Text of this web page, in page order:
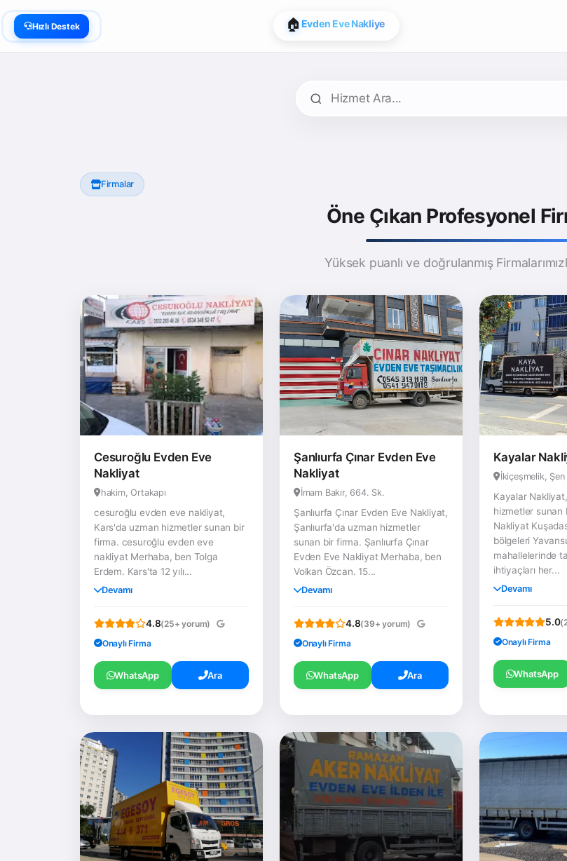
Hızlı Destek 📍Google Map Onaylı
Firmalar
Öne Çıkan Profesyonel
Yüksek puanlı ve doğrulanmış
Cesuroğlu Evden Eve
Nakliyat
hakim, Ortakapı
cesuroğlu evden eve nakliyat,
Kars'da uzman hizmetler sunan bir
firma. cesuroğlu evden eve
nakliyat Merhaba, ben Tolga
Erdem. Kars'ta 12 yılı...
Devamı
4.8(25+ yorum)
Onaylı Firma
WhatsApp Ara
Şanlıurfa Çınar Evden Eve
Nakliyat
İmam Bakır, 664. Sk.
Şanlıurfa Çınar Evden Eve Nakliyat,
Şanlıurfa'da uzman hizmetler
sunan bir firma. Şanlıurfa Çınar
Evden Eve Nakliyat Merhaba, ben
Volkan Özcan. 15...
Devamı
4.8(39+ yorum)
Onaylı Firma
WhatsApp Ara
Kayalar
İkiçeşmelik,
Kayalar
hizmetler sunan
Nakliyat
bölgeleri
mahallelerinde
ihtiyaçları her...
Devamı
5.0
Onaylı Firma
WhatsApp